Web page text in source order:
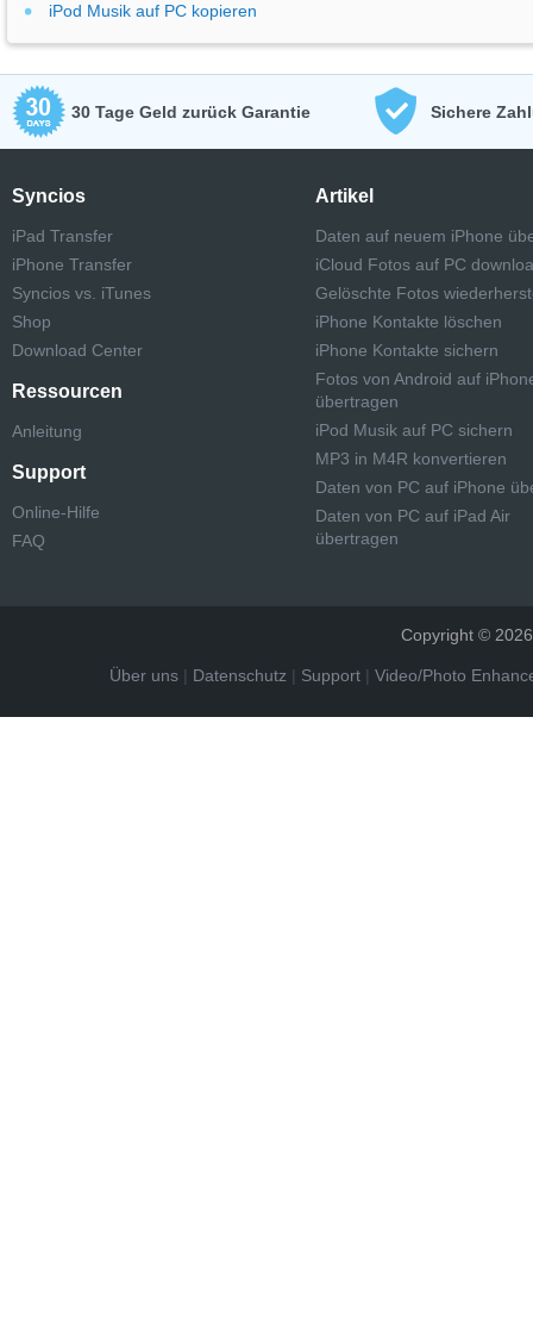
iPod Musik auf PC kopieren
30 Tage Geld zurück Garantie Sichere
Syncios
iPad Transfer
iPhone Transfer
Syncios vs. iTunes
Shop
Download Center
Ressourcen
Anleitung
Support
Online-Hilfe
FAQ
Artikel
Daten auf neuem iPhone
iCloud Fotos auf PC
Gelöschte Fotos
iPhone Kontakte löschen
iPhone Kontakte sichern
Fotos von Android auf
übertragen
iPod Musik auf PC sichern
MP3 in M4R konvertieren
Daten von PC auf iPhone
Daten von PC auf iPad Air
übertragen
Copyright ©
Über uns | Datenschutz | Support |Video/Photo